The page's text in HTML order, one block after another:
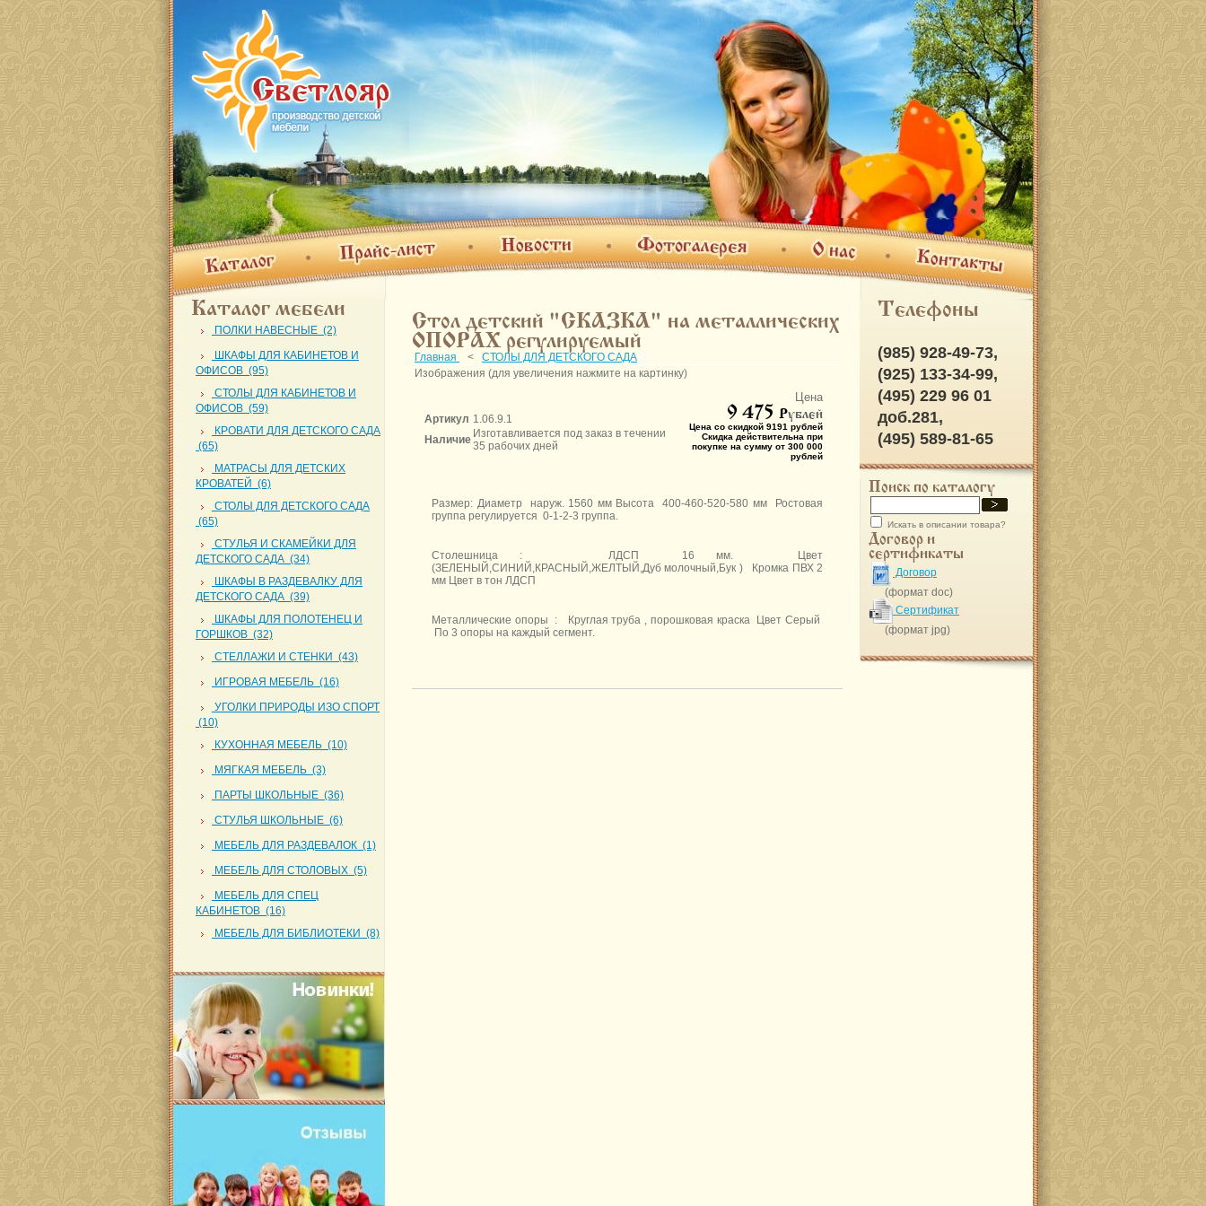
Каталог
Прайс-лист
Контакты
Каталог мебели
ПОЛКИ НАВЕСНЫЕ (2)
ШКАФЫ ДЛЯ КАБИНЕТОВ И
ОФИСОВ (95)
СТОЛЫ ДЛЯ КАБИНЕТОВ И
ОФИСОВ (59)
КРОВАТИ ДЛЯ ДЕТСКОГО САДА
(65)
МАТРАСЫ ДЛЯ ДЕТСКИХ
КРОВАТЕЙ (6)
СТОЛЫ ДЛЯ ДЕТСКОГО САДА
(65)
СТУЛЬЯ И СКАМЕЙКИ ДЛЯ
ДЕТСКОГО САДА (34)
ШКАФЫ В РАЗДЕВАЛКУ ДЛЯ
ДЕТСКОГО САДА (39)
ШКАФЫ ДЛЯ ПОЛОТЕНЕЦ И
ГОРШКОВ (32)
СТЕЛЛАЖИ И СТЕНКИ (43)
ИГРОВАЯ МЕБЕЛЬ (16)
УГОЛКИ ПРИРОДЫ ИЗО СПОРТ
(10)
КУХОННАЯ МЕБЕЛЬ (10)
МЯГКАЯ МЕБЕЛЬ (3)
ПАРТЫ ШКОЛЬНЫЕ (36)
СТУЛЬЯ ШКОЛЬНЫЕ (6)
МЕБЕЛЬ ДЛЯ РАЗДЕВАЛОК (1)
МЕБЕЛЬ ДЛЯ СТОЛОВЫХ (5)
МЕБЕЛЬ ДЛЯ СПЕЦ
КАБИНЕТОВ (16)
МЕБЕЛЬ ДЛЯ БИБЛИОТЕКИ (8)
Стол детский "СКАЗКА" на металлических
ОПОРАХ регулируемый
Главная < СТОЛЫ ДЛЯ ДЕТСКОГО САДА
Изображения (для увеличения нажмите на картинку)
Артикул 1.06.9.1
Наличие Изготавливается под заказ в течении
35 рабочих дней
Цена
9 475 Pублей
Цена со скидкой 9191 рублей
Скидка действительна при
покупке на сумму от 300 000
рублей
Размер: Диаметр наруж. 1560 мм Высота 400-460-520-580 мм
Ростовая
группа регулируется 0-1-2-3 группа.
Столешница : ЛДСП 16 мм. Цвет
(ЗЕЛЕНЫЙ,СИНИЙ,КРАСНЫЙ,ЖЕЛТЫЙ,Дуб молочный,Бук ) Кромка ПВХ 2
мм Цвет в тон ЛДСП
Металлические опоры : Круглая труба , порошковая краска Цвет Серый
По 3 опоры на каждый сегмент.
Телефоны
(985) 928-49-73,
(925) 133-34-99,
(495) 229 96 01
доб.281,
(495) 589-81-65
Поиск по каталогу
Искать в описании товара?
Договор и
сертификаты
Договор
(формат doc)
Сертификат
(формат jpg)